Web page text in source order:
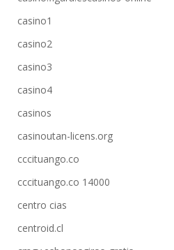
casino1
casino2
casino3
casino4
casinos
casinoutan-licens.org
cccituango.co
cccituango.co 14000
centro cias
centroid.cl